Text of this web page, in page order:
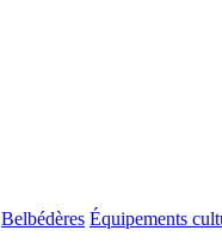
Belbédères Équipements